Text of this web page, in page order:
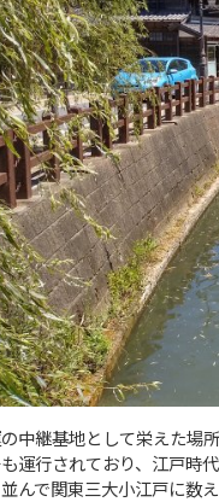
中継基地として栄えた場
運行されており、江戸時
んで関東三大小江戸に数